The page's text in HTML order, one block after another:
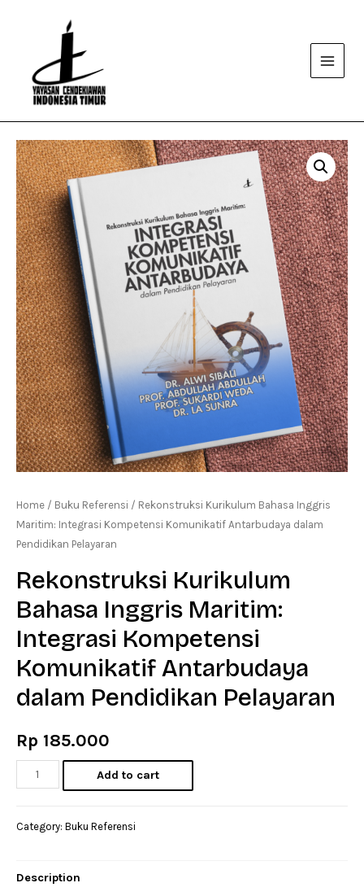
Main
Home / Buku Referensi / Rekonstruksi Kurikulum Bahasa Inggris
Maritim: Integrasi Kompetensi Komunikatif Antarbudaya dalam
Pendidikan Pelayaran
Rekonstruksi Kurikulum
Bahasa Inggris Maritim:
Integrasi Kompetensi
Komunikatif Antarbudaya
dalam Pendidikan Pelayaran
Rp 185.000
Rekonstruksi
Kurikulum
Inggris
Integrasi
Add to cart
Category: Buku Referensi
Description